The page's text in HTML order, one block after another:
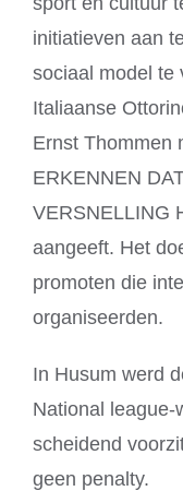
initiatieven aan
sociaal model te
Italiaanse
Ernst Thommen
ERKENNEN
VERSNELLING
aangeeft. Het
promoten die
organiseerden.
In Husum werd
National league-
scheidend
geen penalty.